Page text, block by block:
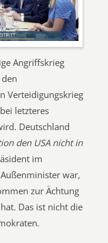
Angriffskrieg
Verteidigungskrieg
letzteres
Deutschland
den USA nicht in
im
war,
zur Ächtung
Das ist nicht die